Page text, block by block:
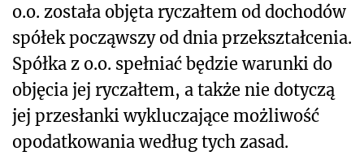
o.o. została objęta ryczałtem od dochodów
spółek począwszy od dnia przekształcenia.
Spółka z o.o. spełniać będzie warunki do
objęcia jej ryczałtem, a także nie dotyczą
jej przesłanki wykluczające możliwość
opodatkowania według tych zasad.